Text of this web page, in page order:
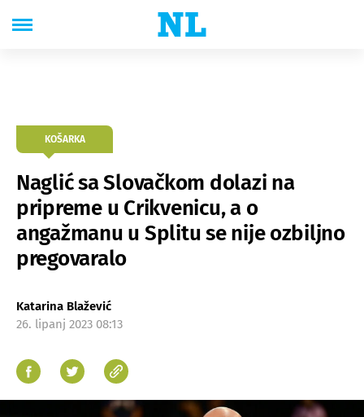
KOŠARKA
Naglić sa Slovačkom dolazi na
pripreme u Crikvenicu, a o
angažmanu u Splitu se nije ozbiljno
pregovaralo
Katarina Blažević
26. lipanj 2023 08:13